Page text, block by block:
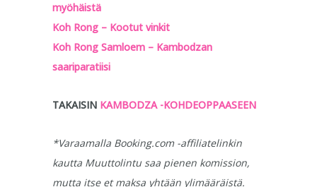
myöhäistä
Koh Rong – Kootut vinkit
Koh Rong Samloem – Kambodzan
saariparatiisi
TAKAISIN KAMBODZA -KOHDEOPPAASEEN
*Varaamalla Booking.com -affiliatelinkin
kautta Muuttolintu saa pienen komission,
mutta itse et maksa yhtään ylimääräistä.